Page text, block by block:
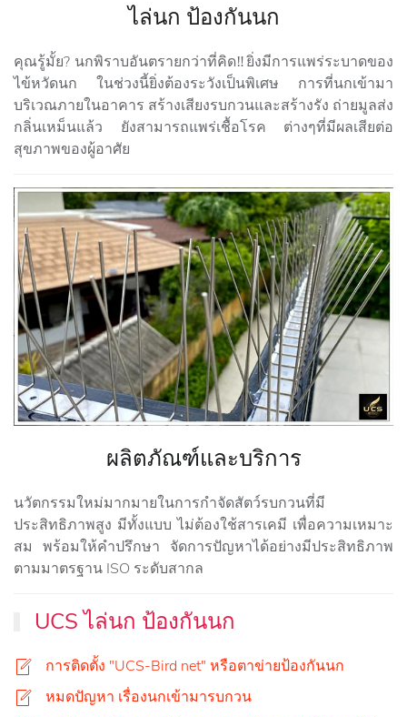
ไล่นก ป้องกันนก
คุณรู้มั้ย? นกพิราบอันตรายกว่าที่คิด‼️ยิ่งมีการแพร่ระบาดของ
ไข้หวัดนก ในช่วงนี้ยิ่งต้องระวังเป็นพิเศษ การที่นกเข้ามา
บริเวณภายในอาคาร สร้างเสียงรบกวนและสร้างรัง ถ่ายมูลส่ง
กลิ่นเหม็นแล้ว ยังสามารถแพร่เชื้อโรค ต่างๆที่มีผลเสียต่อ
สุขภาพของผู้อาศัย
ผลิตภัณฑ์และบริการ
นวัตกรรมใหม่มากมายในการกำจัดสัตว์รบกวนที่มี
ประสิทธิภาพสูง มีทั้งแบบ ไม่ต้องใช้สารเคมี เพื่อความเหมาะ
สม พร้อมให้คำปรึกษา จัดการปัญหาได้อย่างมีประสิทธิภาพ
ตามมาตรฐาน ISO ระดับสากล
UCS ไล่นก ป้องกันนก
การติดตั้ง "UCS-Bird net" หรือตาข่ายป้องกันนก
หมดปัญหา เรื่องนกเข้ามารบกวน